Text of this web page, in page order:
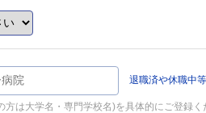
退職済や休職中
方は大学名・専門学校名)を具体的にご登録く